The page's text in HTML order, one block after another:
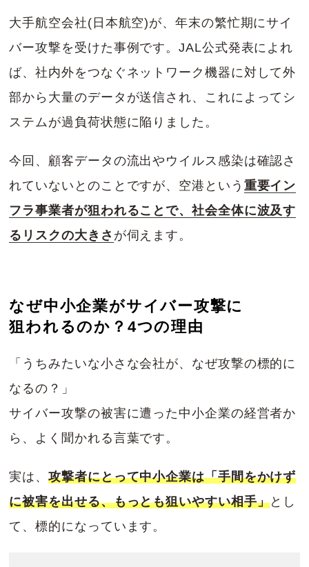
大手航空会社(日本航空)が、年末の繁忙期にサイ
バー攻撃を受けた事例です。JAL公式発表によれ
ば、社内外をつなぐネットワーク機器に対して外
部から大量のデータが送信され、これによってシ
ステムが過負荷状態に陥りました。
今回、顧客データの流出やウイルス感染は確認さ
れていないとのことですが、空港という 重要イン
フラ事業者が狙われることで、社会全体に波及す
るリスクの大きさ が伺えます。
なぜ中小企業がサイバー攻撃に
狙われるのか？4つの理由
「うちみたいな小さな会社が、なぜ攻撃の標的に
なるの？」
サイバー攻撃の被害に遭った中小企業の経営者か
ら、よく聞かれる言葉です。
実は、攻撃者にとって中小企業は「手間をかけず
に被害を出せる、もっとも狙いやすい相手」とし
て、標的になっています。